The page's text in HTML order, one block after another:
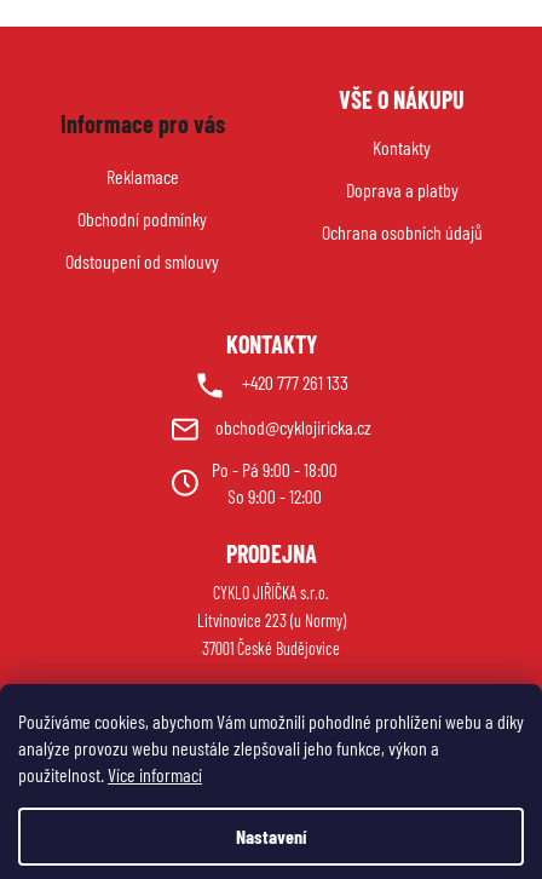
Používáme cookies, abychom Vám umožnili pohodlné prohlížení webu a díky
analýze provozu webu neustále zlepšovali jeho funkce, výkon a
použitelnost.Více informací
Nastavení
Informace pro vás
Reklamace
Obchodní podmínky
Odstoupení od smlouvy
VŠE O NÁKUPU
Kontakty
Doprava a platby
Ochrana osobních údajů
KONTAKTY
+420 777 261 133
obchod@cyklojiricka.cz
Po - Pá 9:00 - 18:00
So 9:00 - 12:00
PRODEJNA
CYKLO JIŘIČKA s.r.o.
Litvínovice 223 (u Normy)
37001 České Budějovice